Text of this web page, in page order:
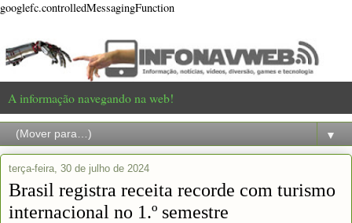
googlefc.controlledMessagingFunction
A informação navegando na web!
▼
terça-feira, 30 de julho de 2024
Brasil registra receita recorde com turismo
internacional no 1.º semestre